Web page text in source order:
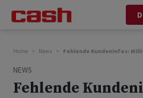
Home News Fehlende Kundeninfos:
NEWS
Fehlende